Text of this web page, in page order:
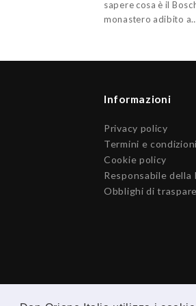
sapere cosa è il
monastero adibito
Informazioni
Privacy policy
Termini e
Cookie policy
Responsabile
Obblighi di